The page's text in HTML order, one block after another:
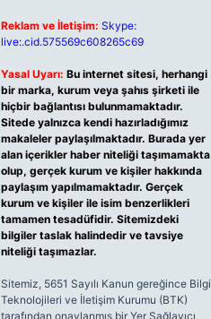
Reklam ve İletişim: Skype:
live:.cid.575569c608265c69
Yasal Uyarı: Bu internet sitesi, herhangi
bir marka, kurum veya şahıs şirketi ile
hiçbir bağlantısı bulunmamaktadır.
Sitede yalnızca kendi hazırladığımız
makaleler paylaşılmaktadır. Burada yer
alan içerikler haber niteliği taşımamakta
olup, gerçek kurum ve kişiler hakkında
paylaşım yapılmamaktadır. Gerçek
kurum ve kişiler ile isim benzerlikleri
tamamen tesadüfidir. Sitemizdeki
bilgiler taslak halindedir ve tavsiye
niteliği taşımazlar.
Sitemiz, 5651 Sayılı Kanun gereğince Bilgi
Teknolojileri ve İletişim Kurumu (BTK)
tarafından onaylanmış bir Yer Sağlayıcı